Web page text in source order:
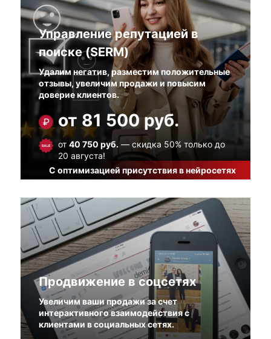
Управление репутацией в
поиске (SERM)
Удалим негатив, разместим положительные
отзывы, увеличим продажи и повысим
доверие клиентов.
от 81 500 руб.
от 40 750 руб. — скидка 50% только до
20 августа!
С оптимизацией присутствия в нейросетях
Продвижение в соцсетях
Увеличим ваши продажи за счет
интерактивного взаимодействия с
клиентами в социальных сетях.